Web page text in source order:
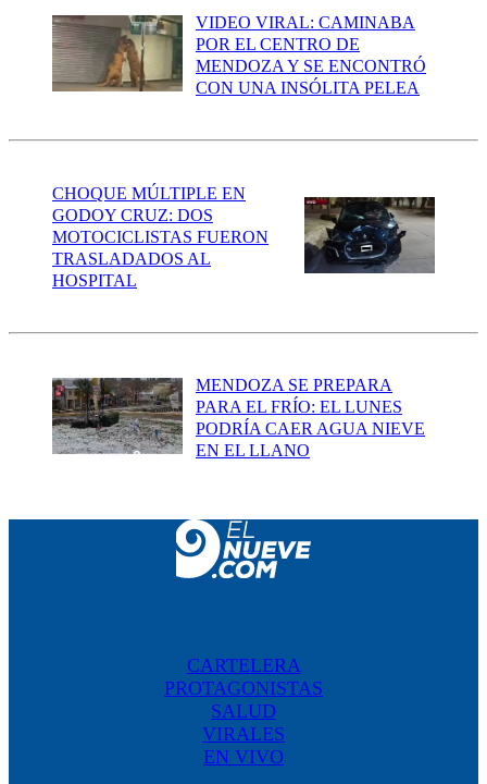
VIDEO VIRAL: CAMINABA
POR EL CENTRO DE
MENDOZA Y SE ENCONTRÓ
CON UNA INSÓLITA PELEA
CHOQUE MÚLTIPLE EN
GODOY CRUZ: DOS
MOTOCICLISTAS FUERON
TRASLADADOS AL
HOSPITAL
MENDOZA SE PREPARA
PARA EL FRÍO: EL LUNES
PODRÍA CAER AGUA NIEVE
EN EL LLANO
CARTELERA
PROTAGONISTAS
SALUD
VIRALES
EN VIVO